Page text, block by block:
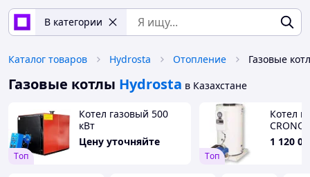
В категории
Каталог товаров Hydrosta Отопление Газовые
Газовые котлы Hydrosta в Казахстане
Tоп
Котел газовый 500
кВт
Цену уточняйте
Tоп
Котел
1 120